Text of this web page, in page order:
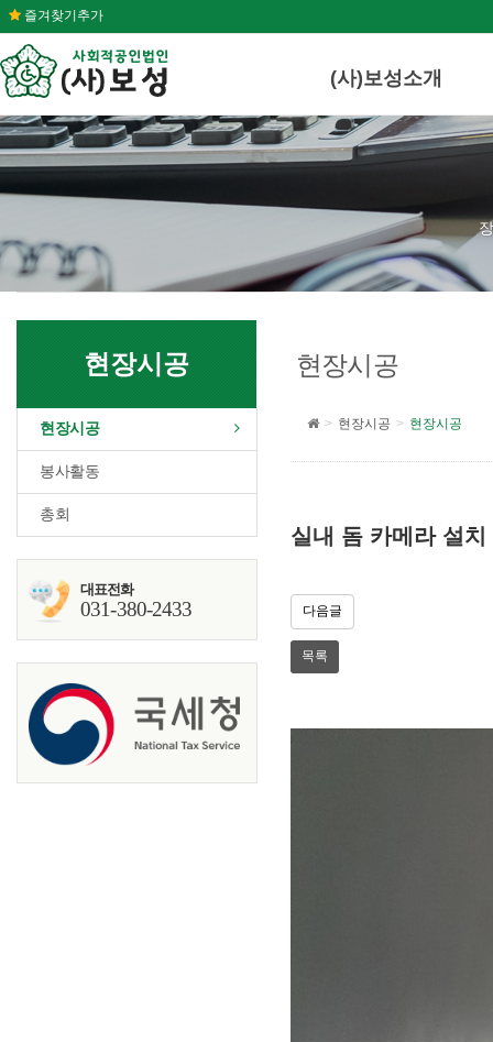
즐겨찾기추가
(사)보성소개
현장시공
현장시공
봉사활동
총회
대표전화
031-380-2433
현장시공
현장시공 현장시공
실내 돔 카메라 설치
다음글
목록